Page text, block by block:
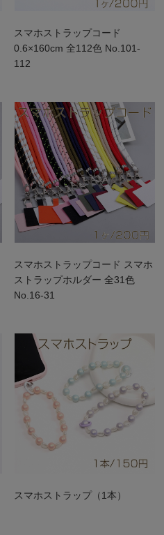
スマホストラップコード
0.6×160cm 全112色 No.101-
112
スマホストラップコード スマホ
ストラップホルダー 全31色
No.16-31
スマホストラップ（1本）